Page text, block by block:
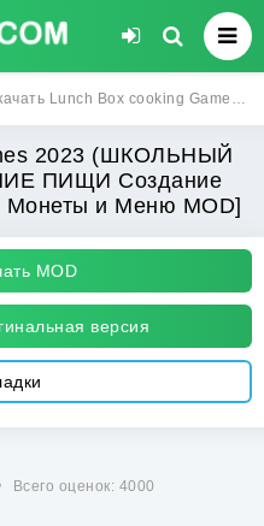
Games 2023 (ШКОЛЬНЫЙ ОБЕД ПРИГОТОВЛЕНИЕ ПИЩИ Создание поваров) [МОД: Деньги, Монеты и Меню MOD] | Взлом Lunch Box cooking Games 2023 на Андроид
2023 (ШКОЛЬНЫЙ
ПИЩИ Создание
и Меню MOD]
MOD
версия
Всего оценок: 4000